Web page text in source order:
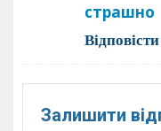
страшно
Відповіcти
Залишити